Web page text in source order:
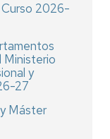
2026-
Ministerio
y
27
Máster